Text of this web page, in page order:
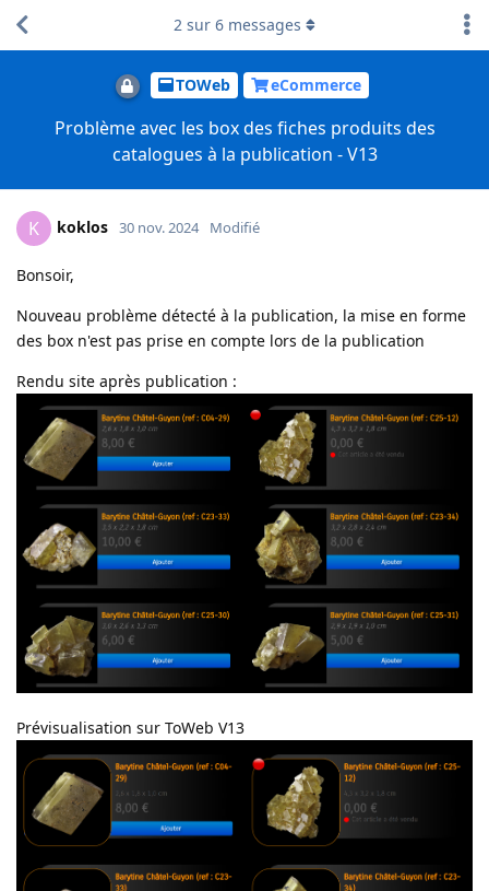
TOWeb eCommerce
Problème avec les box des fiches produits des
catalogues à la publication - V13
2 sur 6 messages
K koklos 30 nov. 2024 Modifié
Bonsoir,
Nouveau problème détecté à la publication, la mise en forme
des box n'est pas prise en compte lors de la publication
Rendu site après publication :
Prévisualisation sur ToWeb V13